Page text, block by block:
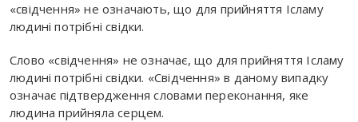
«свідчення» не означають, що для прийняття Ісламу
людині потрібні свідки.
Слово «свідчення» не означає, що для прийняття Ісламу
людині потрібні свідки. «Свідчення» в даному випадку
означає підтвердження словами переконання, яке
людина прийняла серцем.